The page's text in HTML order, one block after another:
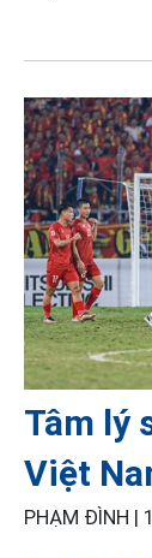
Tâm lý
Việt
PHẠM ĐÌNH |